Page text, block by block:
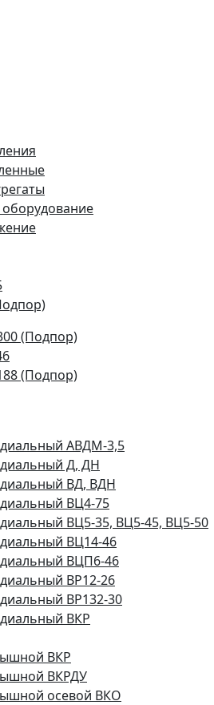
(Подпор)
(Подпор)
АВДМ-3,5
Д, ДН
ВД, ВДН
ВЦ4-75
ВЦ5-35, ВЦ5-45, ВЦ5-50
ВЦ14-46
ВЦП6-46
ВР12-26
ВР132-30
ВКР
ВКР
ВКРДУ
осевой ВКО